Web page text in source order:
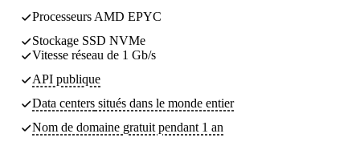
Processeurs AMD EPYC
Stockage SSD NVMe
Vitesse réseau de 1 Gb/s
API publique
Data centers situés dans le monde entier
Nom de domaine gratuit pendant 1 an